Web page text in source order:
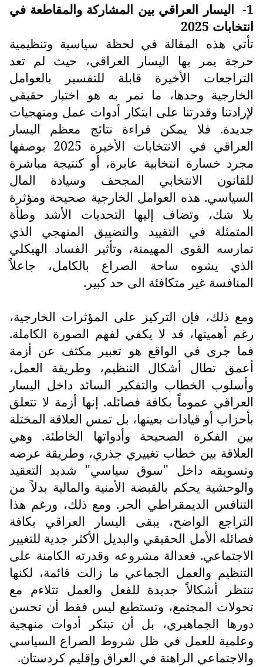
1-
اليسار العراقي بين المشاركة والمقاطعة في
انتخابات 2025
تأتي هذه المقالة في لحظة سياسية وتنظيمية
حرجة يمر بها اليسار العراقي، حيث لم تعد
التراجعات الأخيرة قابلة للتفسير بالعوامل
الخارجية وحدها، ما نمر به هو اختبار حقيقي
لإرادتنا وقدرتنا على ابتكار أدوات عمل ومنهجيات
جديدة. فلا يمكن قراءة نتائج معظم اليسار
العراقي في الانتخابات الأخيرة 2025 بوصفها
مجرد خسارة انتخابية عابرة، أو كنتيجة مباشرة
للقانون الانتخابي المجحف وسيادة المال
السياسي. هذه العوامل الخارجية صحيحة ومؤثرة
بلا شك، وتضاف إليها التحديات الأشد وطأة
المتمثلة في التقييد والتضييق المنهجي الذي
تمارسه القوى المهيمنة، وتأثير الفساد الهيكلي
الذي يشوه ساحة الصراع بالكامل، جاعلاً
المنافسة غير متكافئة الى حد كبير.
ومع ذلك، فإن التركيز على المؤثرات الخارجية،
رغم أهميتها، قد لا يكفي لفهم الصورة الكاملة.
فما جرى في الواقع هو تعبير مكثف عن أزمة
أعمق تطال أشكال التنظيم، وطريقة العمل،
وأسلوب الخطاب والتفكير السائد داخل اليسار
العراقي عموماً بكافة فصائله. إنها أزمة لا تتعلق
بأحزاب أو قيادات بعينها، بل تمس العلاقة المختلة
بين الفكرة الصحيحة وأدواتها الخاطئة. وهي
العلاقة بين خطاب تغييري جذري، وطريقة عرضه
وتسويقه داخل "سوق سياسي" شديد التعقيد
والوحشية يحكم بالقبضة الأمنية والمالية بدلاً من
التنافس الديمقراطي الحر. ومع ذلك، ورغم هذا
التراجع الواضح، يبقى اليسار العراقي بكافة
فصائله الأمل الحقيقي والبديل الأكثر جدية للتغيير
الاجتماعي. فعدالة مشروعه وقدرته الكامنة على
التنظيم والعمل الجماعي ما زالت قائمة، لكنها
تنتظر أشكالاً جديدة للفعل والعمل تتلاءم مع
تحولات المجتمع، وتستطيع ليس فقط أن تحسن
دورها الجماهيري، بل أن تبتكر أدوات منهجية
وعلمية للعمل في ظل شروط الصراع السياسي
والاجتماعي الراهنة في العراق وإقليم كردستان.